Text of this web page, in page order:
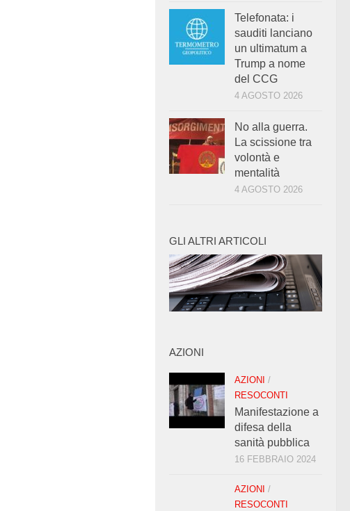
Telefonata: i
sauditi lanciano
un ultimatum a
Trump a nome
del CCG
4 AGOSTO 2026
No alla guerra.
La scissione tra
volontà e
mentalità
4 AGOSTO 2026
GLI ALTRI ARTICOLI
AZIONI
AZIONI /
RESOCONTI
Manifestazione a
difesa della
sanità pubblica
16 FEBBRAIO 2024
AZIONI /
RESOCONTI